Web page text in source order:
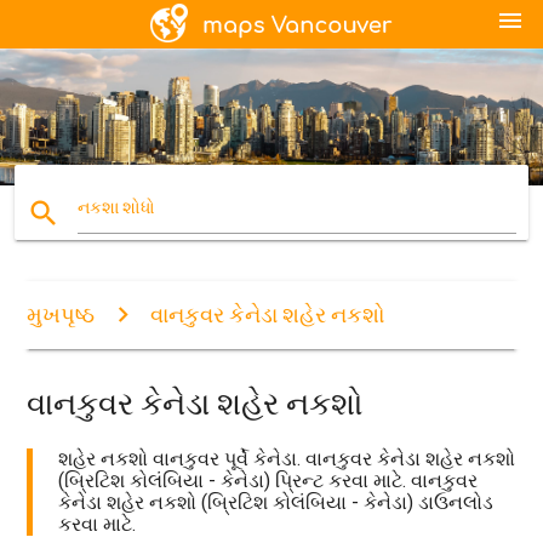
menu
search નકશા શોધો
મુખપૃષ્ઠ વાનકુવર કેનેડા શહેર નકશો
વાનકુવર કેનેડા શહેર નકશો
શહેર નકશો વાનકુવર પૂર્વે કેનેડા. વાનકુવર કેનેડા શહેર નકશો
(બ્રિટિશ કોલંબિયા - કેનેડા) પ્રિન્ટ કરવા માટે. વાનકુવર
કેનેડા શહેર નકશો (બ્રિટિશ કોલંબિયા - કેનેડા) ડાઉનલોડ
કરવા માટે.